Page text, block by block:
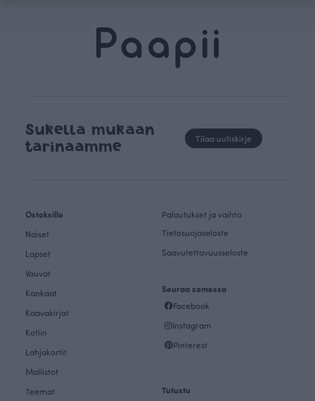
Sukella mukaan
tarinaamme
Tilaa uutiskirje
Ostoksille
Naiset
Lapset
Vauvat
Kankaat
Kaavakirjat
Kotiin
Lahjakortit
Mallistot
Teemat
Palautukset ja vaihto
Tietosuojaseloste
Saavutettavuusseloste
Seuraa somessa
Facebook
Instagram
Pinterest
Tutustu